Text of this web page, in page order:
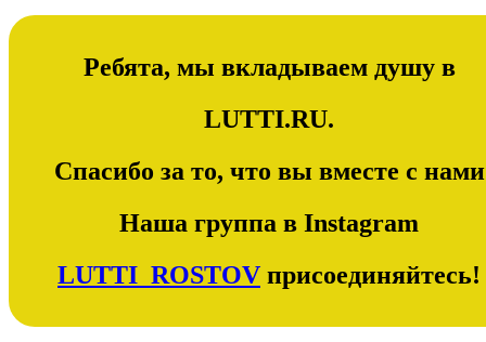
Ребята, мы вкладываем душу в
LUTTI.RU.
Спасибо за то, что вы вместе с нами
Наша группа в Instagram
LUTTI_ROSTOV присоединяйтесь!